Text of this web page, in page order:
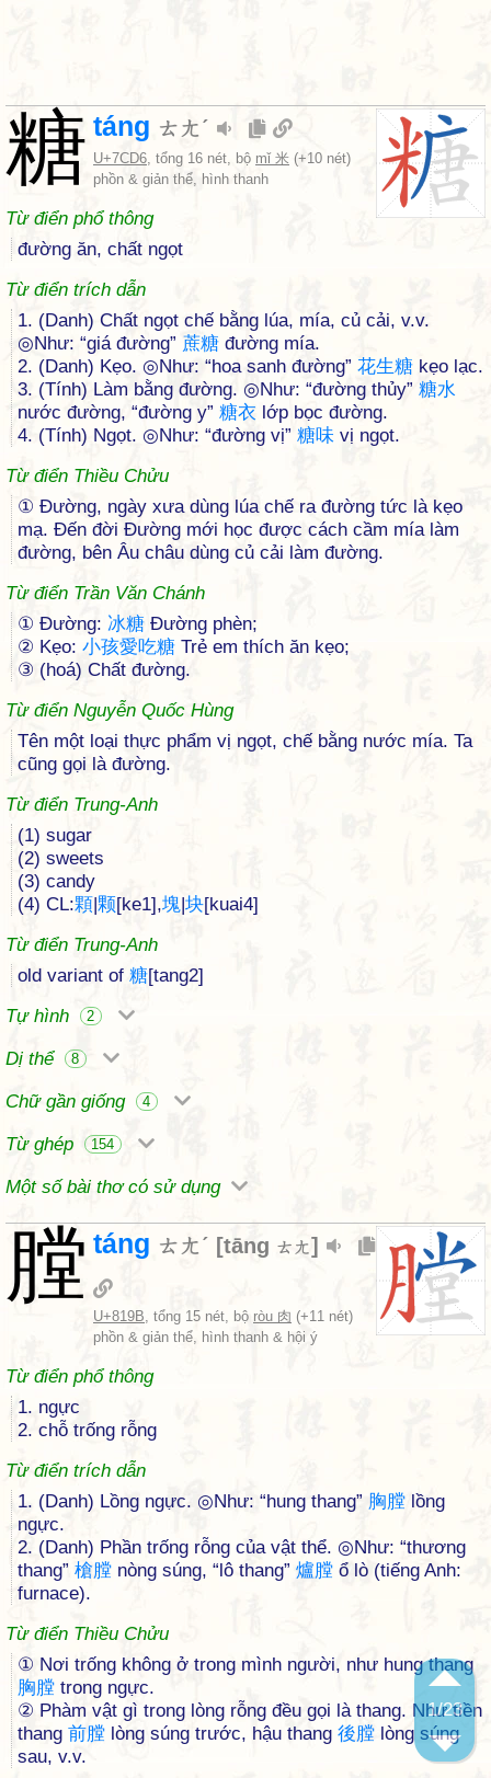
1/23
糖 táng ㄊㄤˊ
U+7CD6, tổng 16 nét, bộ mǐ 米 (+10 nét)
phồn & giản thể, hình thanh
Từ điển phổ thông
đường ăn, chất ngọt
Từ điển trích dẫn
1. (Danh) Chất ngọt chế bằng lúa, mía, củ cải, v.v.
◎Như: “giá đường” 蔗糖 đường mía.
2. (Danh) Kẹo. ◎Như: “hoa sanh đường” 花生糖 kẹo lạc.
3. (Tính) Làm bằng đường. ◎Như: “đường thủy” 糖水
nước đường, “đường y” 糖衣 lớp bọc đường.
4. (Tính) Ngọt. ◎Như: “đường vị” 糖味 vị ngọt.
Từ điển Thiều Chửu
① Ðường, ngày xưa dùng lúa chế ra đường tức là kẹo
mạ. Ðến đời Ðường mới học được cách cầm mía làm
đường, bên Âu châu dùng củ cải làm đường.
Từ điển Trần Văn Chánh
① Đường: 冰糖 Đường phèn;
② Kẹo: 小孩愛吃糖 Trẻ em thích ăn kẹo;
③ (hoá) Chất đường.
Từ điển Nguyễn Quốc Hùng
Tên một loại thực phẩm vị ngọt, chế bằng nước mía. Ta
cũng gọi là đường.
Từ điển Trung-Anh
(1) sugar
(2) sweets
(3) candy
(4) CL:顆|颗[ke1],塊|块[kuai4]
Từ điển Trung-Anh
old variant of 糖[tang2]
Tự hình
2
Dị thể 8
Chữ gần giống 4
Từ ghép 154
Một số bài thơ có sử dụng
膛 táng ㄊㄤˊ [tāng ㄊㄤ]
U+819B, tổng 15 nét, bộ ròu 肉 (+11 nét)
phồn & giản thể, hình thanh & hội ý
Từ điển phổ thông
1. ngực
2. chỗ trống rỗng
Từ điển trích dẫn
1. (Danh) Lồng ngực. ◎Như: “hung thang” 胸膛 lồng
ngực.
2. (Danh) Phần trống rỗng của vật thể. ◎Như: “thương
thang” 槍膛 nòng súng, “lô thang” 爐膛 ổ lò (tiếng Anh:
furnace).
Từ điển Thiều Chửu
① Nơi trống không ở trong mình người, như hung thang
胸膛 trong ngực.
② Phàm vật gì trong lòng rỗng đều gọi là thang. Như tiền
thang 前膛 lòng súng trước, hậu thang 後膛 lòng súng
sau, v.v.